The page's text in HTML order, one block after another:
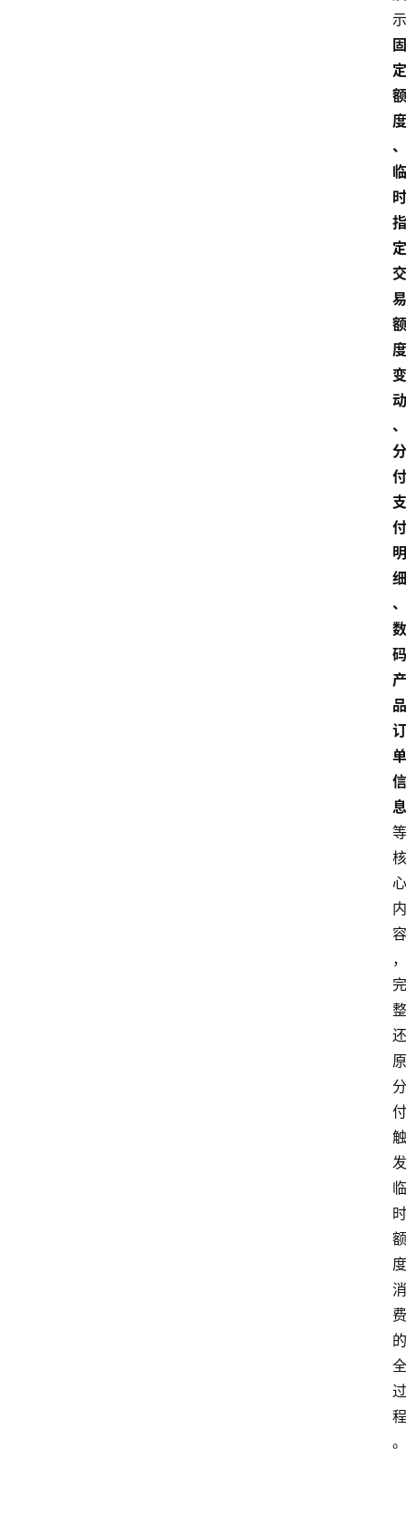
示
固
定
额
度
、
临
时
指
定
交
易
额
度
变
动
、
分
付
支
付
明
细
、
数
码
产
品
订
单
信
息
等
核
心
内
容
，
完
整
还
原
分
付
触
发
临
时
额
度
消
费
的
全
过
程
。